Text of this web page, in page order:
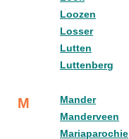
Loozen
Losser
Lutten
Luttenberg
M
Mander
Manderveen
Mariaparochie